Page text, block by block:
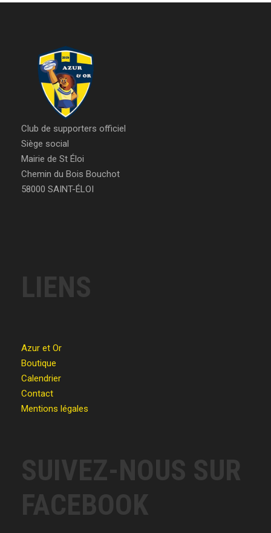
Club de supporters officiel
Siège social
Mairie de St Éloi
Chemin du Bois Bouchot
58000 SAINT-ÉLOI
LIENS
Azur et Or
Boutique
Calendrier
Contact
Mentions légales
SUIVEZ-NOUS SUR
FACEBOOK